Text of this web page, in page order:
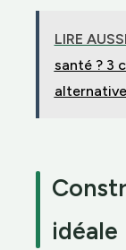
LIRE AUSSI
santé ? 3
idéale